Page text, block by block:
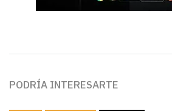
PODRÍA INTERESARTE